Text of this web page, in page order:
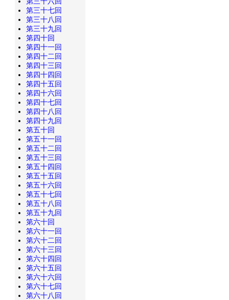
第三十七回
第三十八回
第三十九回
第四十回
第四十一回
第四十二回
第四十三回
第四十四回
第四十五回
第四十六回
第四十七回
第四十八回
第四十九回
第五十回
第五十一回
第五十二回
第五十三回
第五十四回
第五十五回
第五十六回
第五十七回
第五十八回
第五十九回
第六十回
第六十一回
第六十二回
第六十三回
第六十四回
第六十五回
第六十六回
第六十七回
第六十八回